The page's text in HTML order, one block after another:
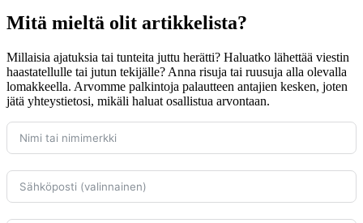
Mitä mieltä olit artikkelista?
Millaisia ajatuksia tai tunteita juttu herätti? Haluatko lähettää viestin
haastatellulle tai jutun tekijälle? Anna risuja tai ruusuja alla olevalla
lomakkeella. Arvomme palkintoja palautteen antajien kesken, joten
jätä yhteystietosi, mikäli haluat osallistua arvontaan.